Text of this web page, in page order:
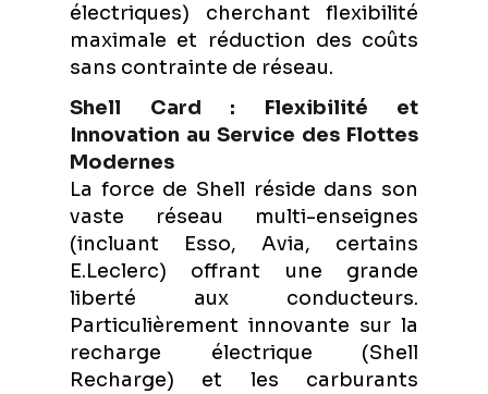
électriques) cherchant flexibilité
maximale et réduction des coûts
sans contrainte de réseau.
Shell Card : Flexibilité et
Innovation au Service des Flottes
Modernes
La force de Shell réside dans son
vaste réseau multi-enseignes
(incluant Esso, Avia, certains
E.Leclerc) offrant une grande
liberté aux conducteurs.
Particulièrement innovante sur la
recharge électrique (Shell
Recharge) et les carburants